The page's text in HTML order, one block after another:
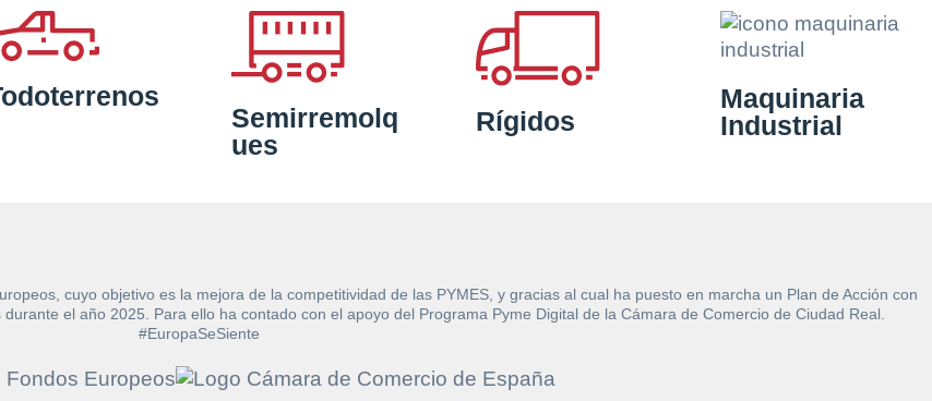
Semirremolq
ues
Rígidos
Maquinaria
Industrial
cuyo objetivo es la mejora de la competitividad de las PYMES, y gracias al cual ha puesto en marcha un Plan de Acción con
el año 2025. Para ello ha contado con el apoyo del Programa Pyme Digital de la Cámara de Comercio de Ciudad Real.
#EuropaSeSiente